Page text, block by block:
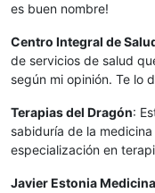
es buen nombre!
Centro Integral de
de servicios de salud
según mi opinión. Te lo
Terapias del Dragón:
sabiduría de la
especialización en
Javier Estonia